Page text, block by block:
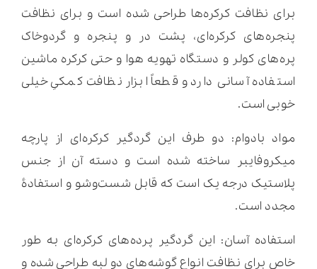
برای نظافت کرکره‌ها طراحی شده است و برای نظافت
پنجره‌های کرکره‌ای، پشت در و پنجره و گردوخاک
پره‌های کولر و دستگاه تهویه هوا و حتی کرکره ماشین
استفاده آسانی دارد و قطعاً ابزار نظافت کمکیِ خیلی
خوبی است.
مواد بادوام: دو طرف این گردگیر کرکره‌ای از پارچه
میکروفایبر ساخته شده است و دسته آن از جنس
پلاستیک درجه یک است که قابل شست‌و‌شو و استفادۀ
مجدد است.
استفاده آسان: این گردگیر پرده‌های کرکره‌ای به طور
خاص برای نظافت انواع گوشه‌های دو لبه طراحی شده و